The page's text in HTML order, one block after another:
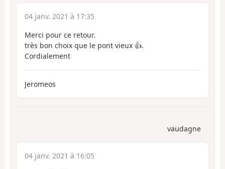
04 janv. 2021 à 17:35
Merci pour ce retour.
très bon choix que le pont vieux 👍.
Cordialement
Jeromeos
vaudagne
04 janv. 2021 à 16:05